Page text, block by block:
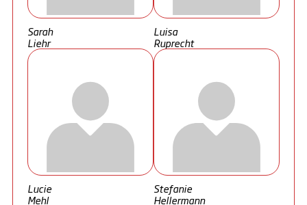
Sarah
Liehr
Luisa
Ruprecht
Lucie
Mehl
Stefanie
Hellermann